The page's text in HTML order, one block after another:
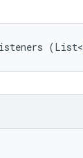
(List<